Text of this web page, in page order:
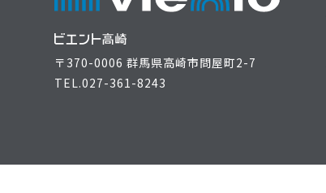
〒370-0006 群馬県高崎市問屋町2-7
TEL.027-361-8243